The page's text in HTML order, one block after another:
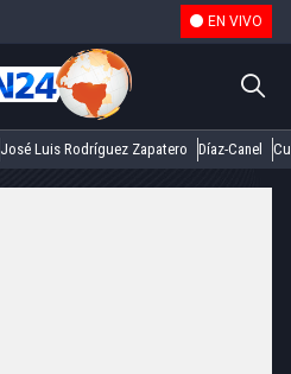
EN VIVO
José Luis Rodríguez Zapatero Díaz-Canel